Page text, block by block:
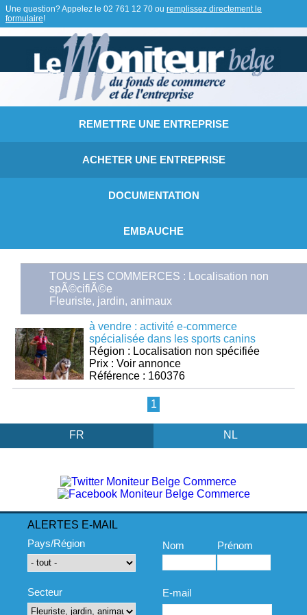
Une question? Appelez le 02 761 12 70 ou remplissez directement le
formulaire!
REMETTRE UNE ENTREPRISE
ACHETER UNE ENTREPRISE
DOCUMENTATION
EMBAUCHE
TOUS LES COMMERCES : Localisation non
spÃ©cifiÃ©e
Fleuriste, jardin, animaux
à vendre : activité e-commerce
spécialisée dans les sports canins
Région : Localisation non spécifiée
Prix : Voir annonce
Référence : 160376
1
FR NL
ALERTES E-MAIL
Pays/Région
Secteur
Nom Prénom
E-mail